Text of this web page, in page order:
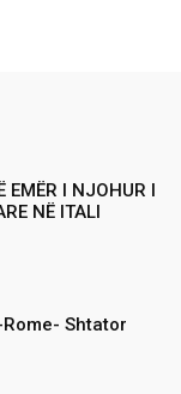
EMËR I NJOHUR I
NË ITALI
Shtator